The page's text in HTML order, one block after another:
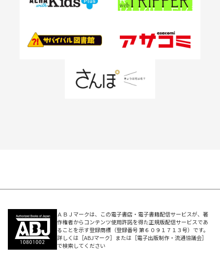
ＡＢＪマークは、この電子書店・電子書籍配信サービスが、著
作権者からコンテンツ使用許諾を得た正規版配信サービスであ
ることを示す登録商標（登録番号 第６０９１７１３号）です。
詳しくは［ABJマーク］または［電子出版制作・流通協議会］
で検索してください